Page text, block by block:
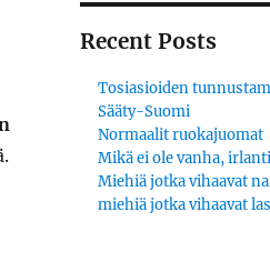
Recent Posts
Tosiasioiden
Sääty-Suomi
Normaalit ruokajuomat
Mikä ei ole vanha,
Miehiä jotka vihaavat
miehiä jotka vihaavat